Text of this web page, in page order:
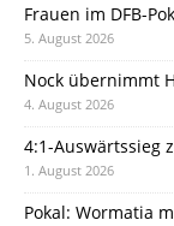
Frauen im DFB-
5. August 2026
Nock übernimmt
4. August 2026
4:1-Auswärtssieg
1. August 2026
Pokal: Wormatia